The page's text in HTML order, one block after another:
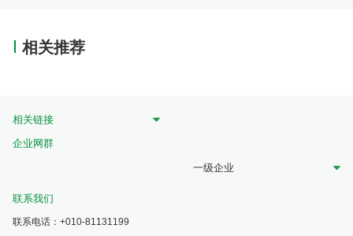
相关推荐
相关链接
企业网群
一级企业
联系我们
联系电话：+010-81131199